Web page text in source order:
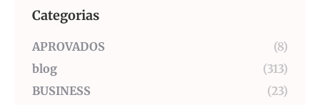
Categorias
APROVADOS
(8)
blog
(313)
BUSINESS
(23)